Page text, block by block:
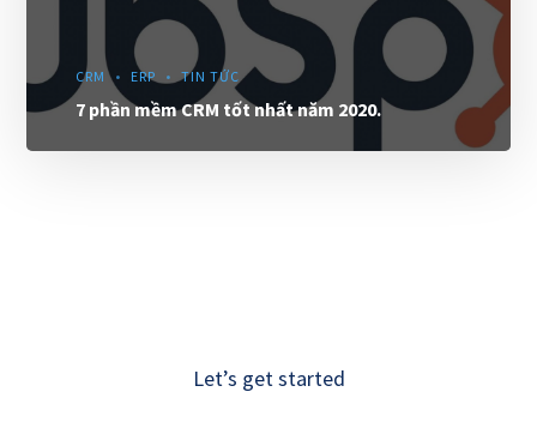
CRM ERP TIN TỨC
7 phần mềm CRM tốt nhất năm 2020.
Let’s get started